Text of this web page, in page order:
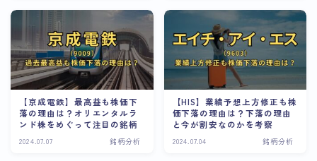
【京成電鉄】最高益も株価下
落の理由は？オリエンタルラ
ンド株をめぐって注目の銘柄
2024.07.07 銘柄分析
【HIS】業績予想上方修正も株
価下落の理由は？下落の理由
と今が割安なのかを考察
2024.07.04 銘柄分析